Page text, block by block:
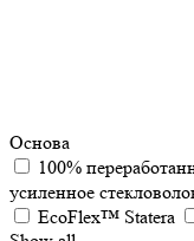
Основа
100%
усиленное
EcoFlex™ Statera